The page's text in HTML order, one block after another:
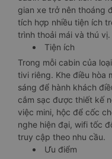
gian xe trở nên thoáng
tích hợp nhiều tiện ích
trình thoải mái và thú vị.
Tiện ích
Trong mỗi cabin của
tivi riêng. Khe điều hòa
sáng để hành khách
cắm sạc được thiết kế
việc mini, hộc để cốc
nghe hiện đại, wifi tốc
truy cập theo nhu cầu.
Ưu điểm